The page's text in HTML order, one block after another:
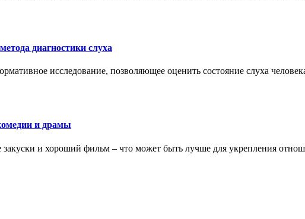
диагностики слуха
исследование, позволяющее оценить состояние слуха
и драмы
и хороший фильм – что может быть лучше для укрепления